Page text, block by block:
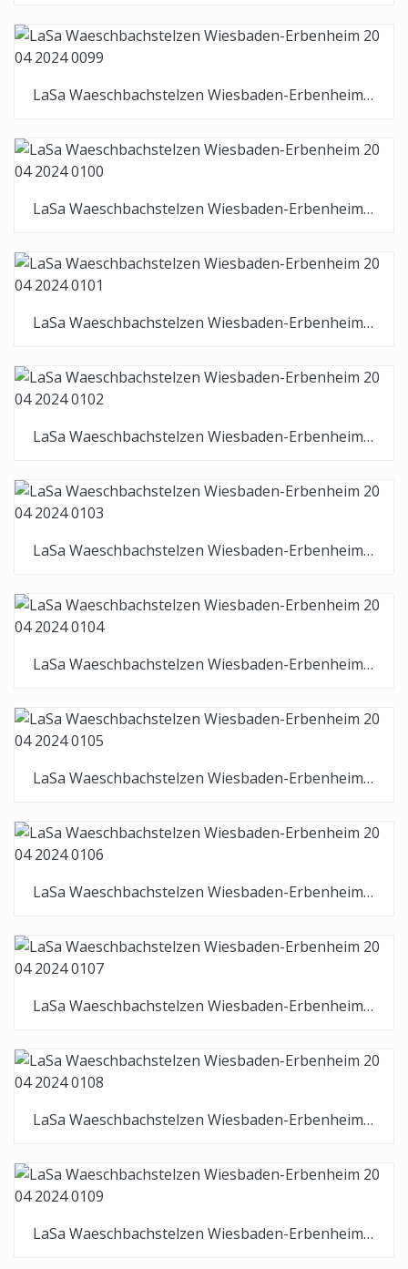
LaSa Waeschbachstelzen Wiesbaden-Erbenheim 20 04 2024 0099
LaSa Waeschbachstelzen Wiesbaden-Erbenheim 20 04 2024 0100
LaSa Waeschbachstelzen Wiesbaden-Erbenheim 20 04 2024 0101
LaSa Waeschbachstelzen Wiesbaden-Erbenheim 20 04 2024 0102
LaSa Waeschbachstelzen Wiesbaden-Erbenheim 20 04 2024 0103
LaSa Waeschbachstelzen Wiesbaden-Erbenheim 20 04 2024 0104
LaSa Waeschbachstelzen Wiesbaden-Erbenheim 20 04 2024 0105
LaSa Waeschbachstelzen Wiesbaden-Erbenheim 20 04 2024 0106
LaSa Waeschbachstelzen Wiesbaden-Erbenheim 20 04 2024 0107
LaSa Waeschbachstelzen Wiesbaden-Erbenheim 20 04 2024 0108
LaSa Waeschbachstelzen Wiesbaden-Erbenheim 20 04 2024 0109